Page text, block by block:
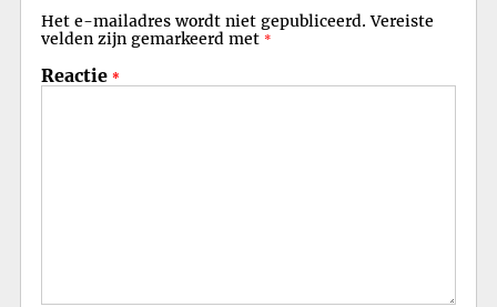
Het e-mailadres wordt niet gepubliceerd. Vereiste
velden zijn gemarkeerd met *
Reactie *